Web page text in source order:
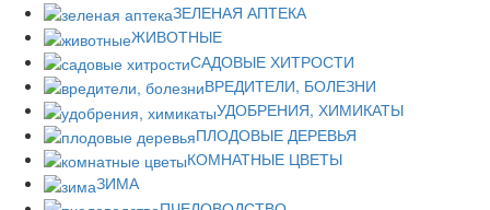
ЗЕЛЕНАЯ АПТЕКА
ЖИВОТНЫЕ
САДОВЫЕ ХИТРОСТИ
ВРЕДИТЕЛИ, БОЛЕЗНИ
УДОБРЕНИЯ, ХИМИКАТЫ
ПЛОДОВЫЕ ДЕРЕВЬЯ
КОМНАТНЫЕ ЦВЕТЫ
ЗИМА